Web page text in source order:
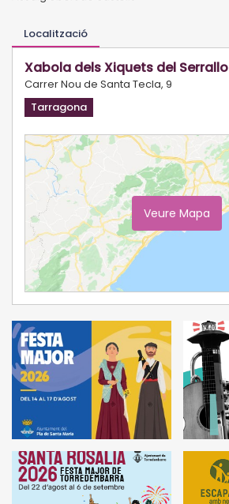
Localització
Xabola dels Xiquets del Serrallo
Carrer Nou de Santa Tecla, 9
Tarragona
Veure Mapa